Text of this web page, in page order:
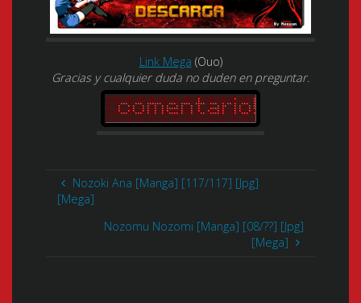
Link Mega (Ouo)
Gracias y cualquier duda no duden en preguntar.
Nozoki Ana [Manga] [117/117] [Jpg]
[Mega]
Nozomu Nozomi [Manga] [08/??] [Jpg]
[Mega]